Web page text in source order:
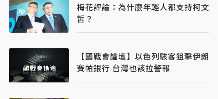
梅花評論：為什麼年輕人都支持柯文
哲？
【國戰會論壇】以色列駭客狙擊伊朗
賽帕銀行 台灣也該拉警報